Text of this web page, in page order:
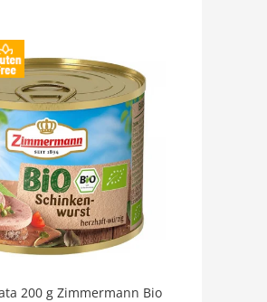
200 g Zimmermann Bio